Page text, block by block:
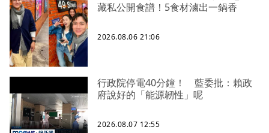
藏私公開食譜！5食材滷出一鍋香
2026.08.06 21:06
行政院停電40分鐘！ 藍委批：賴政
府說好的「能源韌性」呢
2026.08.07 12:55